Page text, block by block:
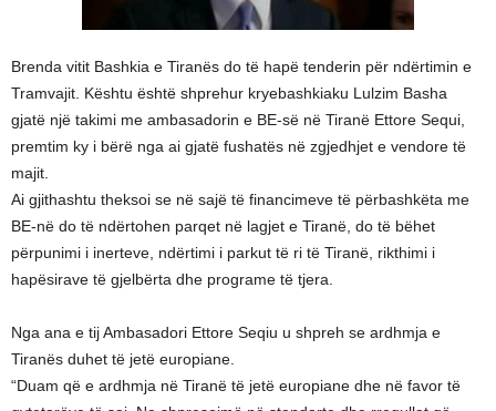
Brenda vitit Bashkia e Tiranës do të hapë tenderin për ndërtimin e
Tramvajit. Kështu është shprehur kryebashkiaku Lulzim Basha
gjatë një takimi me ambasadorin e BE-së në Tiranë Ettore Sequi,
premtim ky i bërë nga ai gjatë fushatës në zgjedhjet e vendore të
majit.
Ai gjithashtu theksoi se në sajë të financimeve të përbashkëta me
BE-në do të ndërtohen parqet në lagjet e Tiranë, do të bëhet
përpunimi i inerteve, ndërtimi i parkut të ri të Tiranë, rikthimi i
hapësirave të gjelbërta dhe programe të tjera.
Nga ana e tij Ambasadori Ettore Seqiu u shpreh se ardhmja e
Tiranës duhet të jetë europiane.
“Duam që e ardhmja në Tiranë të jetë europiane dhe në favor të